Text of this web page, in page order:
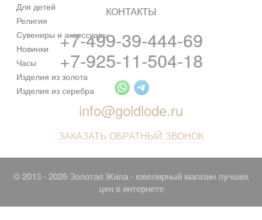
Для детей
Религия
Сувениры и аксессуары
Новинки
Часы
Изделия из золота
Изделия из серебра
КОНТАКТЫ
+7-499-39-444-69
+7-925-11-504-18
info@goldlode.ru
ЗАКАЗАТЬ ОБРАТНЫЙ ЗВОНОК
© 2013 - 2026 Золотая Жила - ювелирный магазин лучших
цен в интернете